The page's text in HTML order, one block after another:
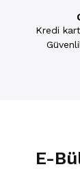
Kredi
E-